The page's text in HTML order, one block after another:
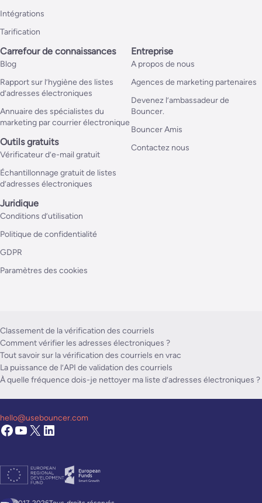
Intégrations
Tarification
Carrefour de connaissances
Blog
Rapport sur l’hygiène des listes
d’adresses électroniques
Annuaire des spécialistes du
marketing par courrier électronique
Outils gratuits
Vérificateur d’e-mail gratuit
Échantillonnage gratuit de listes
d’adresses électroniques
Entreprise
A propos de nous
Agences de marketing partenaires
Devenez l’ambassadeur de
Bouncer.
Bouncer Amis
Contactez nous
Juridique
Conditions d’utilisation
Politique de confidentialité
GDPR
Paramètres des cookies
Classement de la vérification des courriels
Comment vérifier les adresses électroniques ?
Tout savoir sur la vérification des courriels en vrac
La puissance de l’API de validation des courriels
À quelle fréquence dois-je nettoyer ma liste d’adresses électroniques ?
hello@usebouncer.com